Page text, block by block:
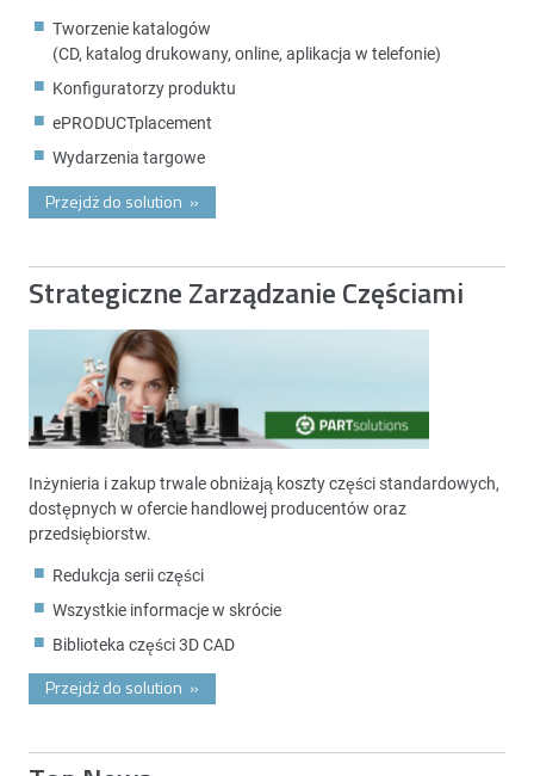
Tworzenie katalogów
(CD, katalog drukowany, online, aplikacja w telefonie)
Konfiguratorzy produktu
ePRODUCTplacement
Wydarzenia targowe
Przejdż do solution »
Strategiczne Zarządzanie Częściami
Inżynieria i zakup trwale obniżają koszty części standardowych,
dostępnych w ofercie handlowej producentów oraz
przedsiębiorstw.
Redukcja serii części
Wszystkie informacje w skrócie
Biblioteka części 3D CAD
Przejdż do solution »